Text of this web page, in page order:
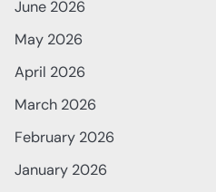
June 2026
May 2026
April 2026
March 2026
February 2026
January 2026